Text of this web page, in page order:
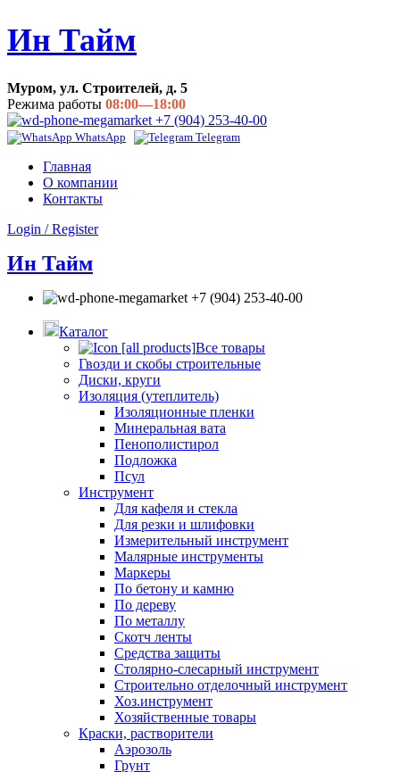
Ин Тайм
Муром, ул. Строителей, д. 5
Режима работы 08:00—18:00
+7 (904) 253-40-00
WhatsApp Telegram
Главная
О компании
Контакты
Login / Register
Ин Тайм
+7 (904) 253-40-00
Каталог
Все товары
Гвозди и скобы строительные
Диски, круги
Изоляция (утеплитель)
Изоляционные пленки
Минеральная вата
Пенополистирол
Подложка
Псул
Инструмент
Для кафеля и стекла
Для резки и шлифовки
Измерительный инструмент
Малярные инструменты
Маркеры
По бетону и камню
По дереву
По металлу
Скотч ленты
Средства защиты
Столярно-слесарный инструмент
Строительно отделочный инструмент
Хоз.инструмент
Хозяйственные товары
Краски, растворители
Аэрозоль
Грунт